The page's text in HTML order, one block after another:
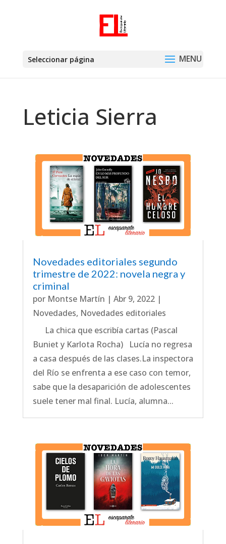
Seleccionar página
Leticia Sierra
Novedades editoriales segundo
trimestre de 2022: novela negra y
criminal
por Montse Martín | Abr 9, 2022|
Novedades, Novedades editoriales
La chica que escribía cartas (Pascal
Buniet y Karlota Rocha) Lucía no regresa
a casa después de las clases.La inspectora
del Río se enfrenta a ese caso con temor,
sabe que la desaparición de adolescentes
suele tener mal final. Lucía, alumna...